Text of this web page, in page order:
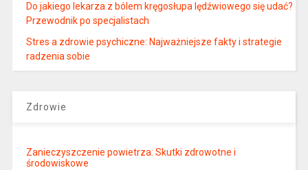
Do jakiego lekarza z bólem kręgosłupa lędźwiowego się udać?
Przewodnik po specjalistach
Stres a zdrowie psychiczne: Najważniejsze fakty i strategie
radzenia sobie
Zdrowie
Zanieczyszczenie powietrza: Skutki zdrowotne i
środowiskowe